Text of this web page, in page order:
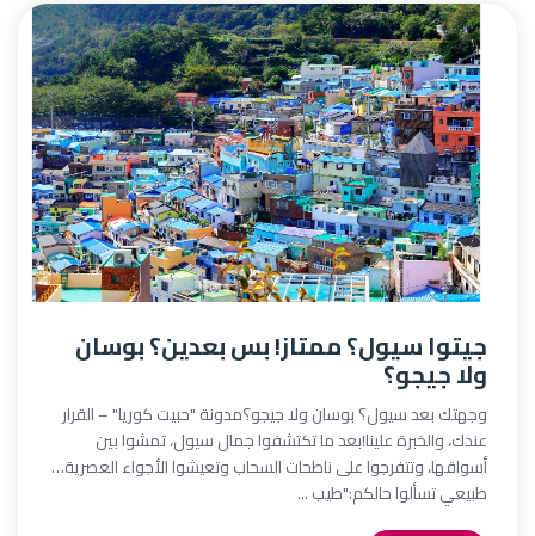
جيتوا سيول؟ ممتاز! بس بعدين؟ بوسان
ولا جيجو؟
وجهتك بعد سيول؟ بوسان ولا جيجو؟مدونة "حبيت كوريا" – القرار
عندك، والخبرة علينا!بعد ما تكتشفوا جمال سيول، تمشوا بين
أسواقها، وتتفرجوا على ناطحات السحاب وتعيشوا الأجواء العصرية…
طبيعي تسألوا حالكم:"طيب ...